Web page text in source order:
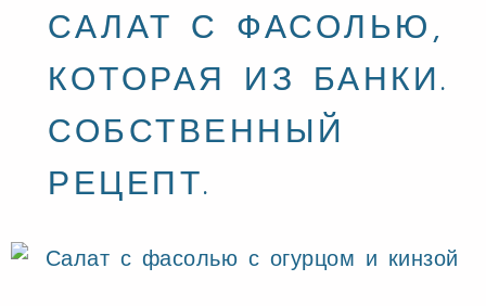
САЛАТ С ФАСОЛЬЮ,
КОТОРАЯ ИЗ БАНКИ.
СОБСТВЕННЫЙ
РЕЦЕПТ.